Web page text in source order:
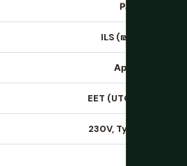
Рамалла
ILS (₪) / JOD
Арабский
EET (UTC+2/+3)
230V, Type C/H